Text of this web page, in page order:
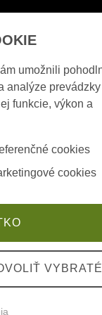
SYSTÉMY
K641R+
umožnili
analýze prevádzky
funkcie, výkon a
cookies
cookies
VYBRATÉ